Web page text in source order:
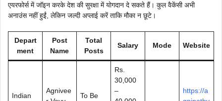
एयरफोर्स में जॉइन करके देश की सुरक्षा में योगदान दे सकते हैं। कुल वैकेंसी अभी
अनाउंस नहीं हुईं, लेकिन जल्दी अप्लाई करें ताकि मौका न छूटे।
Depart
ment
Post
Name
Total
Posts
Salary Mode Website
Indian
Agnivee
To Be
Rs.
30,000
–
https://a